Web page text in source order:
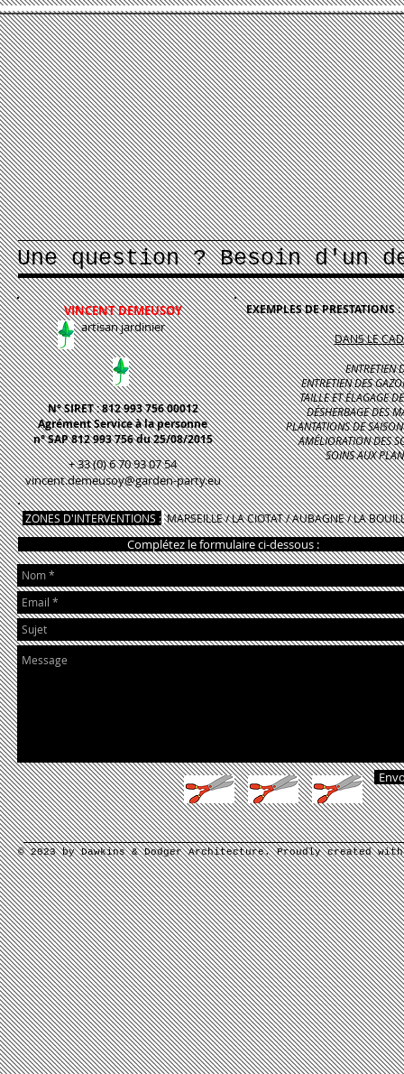
Une question ? Besoin
VINCENT DEMEUSOY
artisan jardinier
N° SIRET : 812 993 756 00012
Agrément Service à la personne
n° SAP 812 993 756du 25/08/2015
+ 33 (0) 6 70 93 07 54
vincent.demeusoy@garden-party.eu
EXEMPLES DE PRESTATIONS
DANS LE
ENTRETIEN
ENTRETIEN DES
TAILLE ET ÉLAGAGE
DÉSHERBAGE DES
PLANTATIONS DE
AMÉLIORATION DES
SOINS AUX
Complétez le formulaire ci-dessous :
ZONES D'INTERVENTIONS :MARSEILLE / LA CIOTAT / AUBAGNE / LA
© 2023 by Dawkins & Dodger Architecture. Proudly created